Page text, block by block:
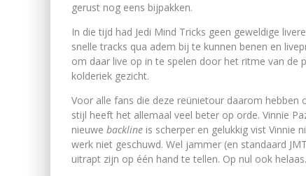
gerust nog eens bijpakken.
In die tijd had Jedi Mind Tricks geen geweldige
snelle tracks qua adem bij te kunnen benen en
om daar live op in te spelen door het ritme van de
kolderiek gezicht.
Voor alle fans die deze reünietour daarom hebben
stijl heeft het allemaal veel beter op orde. Vinnie
nieuwe backline is scherper en gelukkig vist Vinnie
werk niet geschuwd. Wel jammer (en standaard
uitrapt zijn op één hand te tellen. Op nul ook helaas.